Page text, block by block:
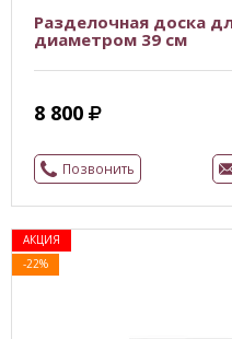
Разделочная доска
диаметром 39 см
8 800
Позвонить
АКЦИЯ
-22%